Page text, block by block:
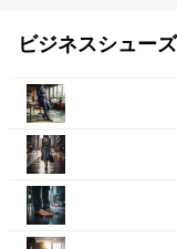
ビジネスシュー